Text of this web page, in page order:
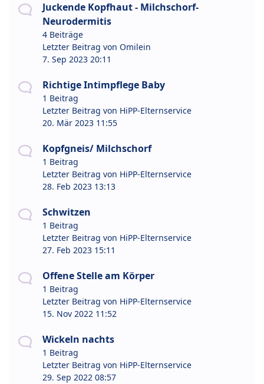
Juckende Kopfhaut - Milchschorf-
Neurodermitis
4 Beiträge
Letzter Beitrag von Omilein
7. Sep 2023 20:11
Richtige Intimpflege Baby
1 Beitrag
Letzter Beitrag von HiPP-Elternservice
20. Mär 2023 11:55
Kopfgneis/ Milchschorf
1 Beitrag
Letzter Beitrag von HiPP-Elternservice
28. Feb 2023 13:13
Schwitzen
1 Beitrag
Letzter Beitrag von HiPP-Elternservice
27. Feb 2023 15:11
Offene Stelle am Körper
1 Beitrag
Letzter Beitrag von HiPP-Elternservice
15. Nov 2022 11:52
Wickeln nachts
1 Beitrag
Letzter Beitrag von HiPP-Elternservice
29. Sep 2022 08:57